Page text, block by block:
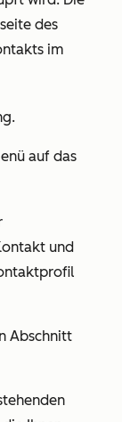
des
im
auf das
und
Abschnitt